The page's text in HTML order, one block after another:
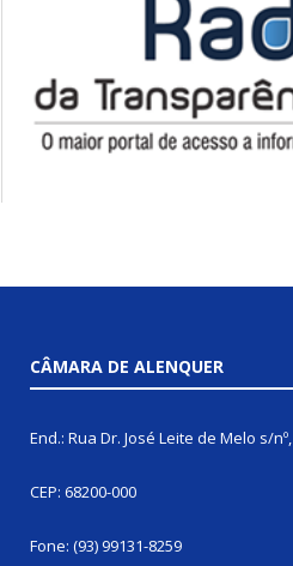
CÂMARA DE ALENQUER
End.: Rua Dr. José Leite de Melo s/
CEP: 68200-000
Fone: (93) 99131-8259